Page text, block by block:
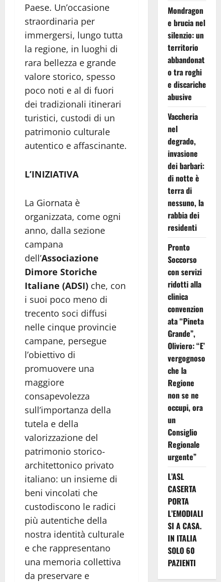
Paese. Un’occasione
straordinaria per
immergersi, lungo tutta
la regione, in luoghi di
rara bellezza e grande
valore storico, spesso
poco noti e al di fuori
dei tradizionali itinerari
turistici, custodi di un
patrimonio culturale
autentico e affascinante.
L’INIZIATIVA
La Giornata è
organizzata, come ogni
anno, dalla sezione
campana
dell’Associazione
Dimore Storiche
Italiane (ADSI) che, con
i suoi poco meno di
trecento soci diffusi
nelle cinque provincie
campane, persegue
l’obiettivo di
promuovere una
maggiore
consapevolezza
sull’importanza della
tutela e della
valorizzazione del
patrimonio storico-
architettonico privato
italiano: un insieme di
beni vincolati che
custodiscono le radici
più autentiche della
nostra identità culturale
e che rappresentano
una memoria collettiva
da preservare e
Mondragon
e brucia nel
silenzio: un
territorio
abbandonat
o tra roghi
e discariche
abusive
Vaccheria
nel
degrado,
invasione
dei barbari:
di notte è
terra di
nessuno, la
rabbia dei
residenti
Pronto
Soccorso
con servizi
ridotti alla
clinica
convenzion
ata “Pineta
Grande”,
Oliviero: “E’
vergognoso
che la
Regione
non se ne
occupi, ora
un
Consiglio
Regionale
urgente”
L’ASL
CASERTA
PORTA
L’EMODIALI
SI A CASA.
IN ITALIA
SOLO 60
PAZIENTI